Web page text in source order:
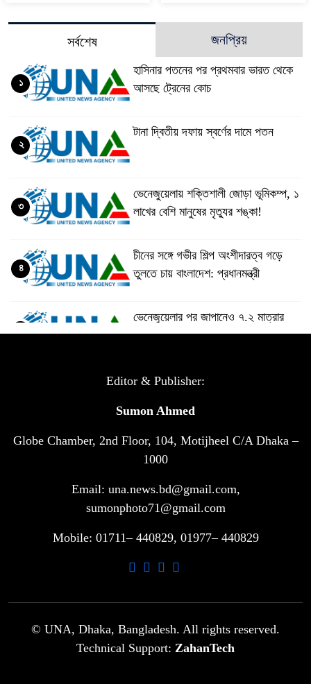
সর্বশেষ জনপ্রিয়
হাসিনার পতনের পর প্রথমবার ভারত থেকে
আসছে ট্রেনের কোচ
১
টানা দ্বিতীয় দফায় স্বর্ণের দামে পতন
২
ভেনেজুয়েলায় শক্তিশালী জোড়া ভূমিকম্প, ১
লাখের বেশি মানুষের মৃত্যুর শঙ্কা!
৩
চীনের সঙ্গে গভীর শিল্প অংশীদারত্ব গড়ে
তুলতে চায় বাংলাদেশ: প্রধানমন্ত্রী
৪
ভেনেজুয়েলার পর জাপানেও ৭.২ মাত্রার
শক্তিশালী ভূমিকম্প
টানা ৩ ম্যাচে গোল ভিনির, ইতিহাস বলছে
সরকারি ৩শ কেজি বই বিক্রির অভিযোগ
মাদ্রাসা সুপারের বিরুদ্ধে
গাড়ি বিক্রির পর মালিকানা পরিবর্তনে কঠোর
আ.লীগ ও বিএনপির বিরুদ্ধে সমানভাবে
ঢাবিতে মাথায় কাঁঠাল পড়ে মালির মৃত্যু
Editor & Publisher:
Sumon Ahmed
Globe Chamber, 2nd Floor, 104, Motijheel C/A Dhaka –
1000
Email: una.news.bd@gmail.com,
sumonphoto71@gmail.com
Mobile: 01711– 440829, 01977– 440829
© UNA, Dhaka, Bangladesh. All rights reserved.
Technical Support: ZahanTech